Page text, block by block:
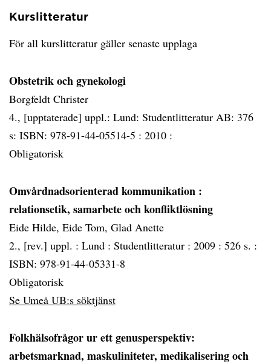
Kurslitteratur
För all kurslitteratur gäller senaste upplaga
Obstetrik och gynekologi
Borgfeldt Christer
4., [upptaterade] uppl.: Lund: Studentlitteratur AB: 376
s: ISBN: 978-91-44-05514-5 : 2010 :
Obligatorisk
Omvårdnadsorienterad kommunikation :
relationsetik, samarbete och konfliktlösning
Eide Hilde, Eide Tom, Glad Anette
2., [rev.] uppl. : Lund : Studentlitteratur : 2009 : 526 s. :
ISBN: 978-91-44-05331-8
Obligatorisk
Se Umeå UB:s söktjänst
Folkhälsofrågor ur ett genusperspektiv:
arbetsmarknad, maskuliniteter, medikalisering och